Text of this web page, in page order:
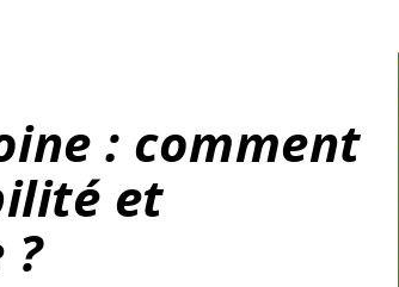
: comment
et